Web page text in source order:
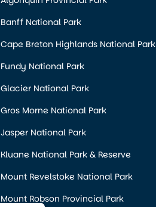
Banff National Park
Cape Breton Highlands National Park
Fundy National Park
Glacier National Park
Gros Morne National Park
Jasper National Park
Kluane National Park & Reserve
Mount Revelstoke National Park
Mount Robson Provincial Park